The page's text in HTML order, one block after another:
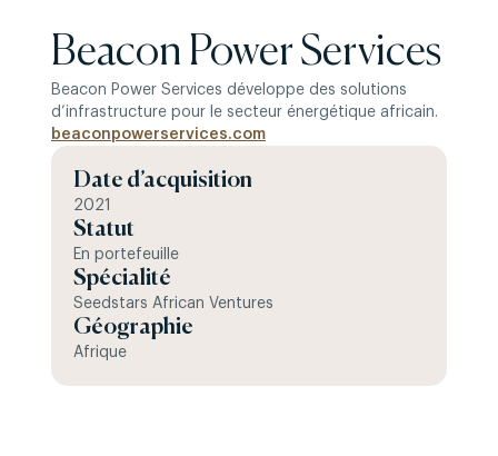
Beacon Power Services
Beacon Power Services développe des solutions
d’infrastructure pour le secteur énergétique africain.
beaconpowerservices.com
Date d’acquisition
2021
Statut
En portefeuille
Spécialité
Seedstars African Ventures
Géographie
Afrique